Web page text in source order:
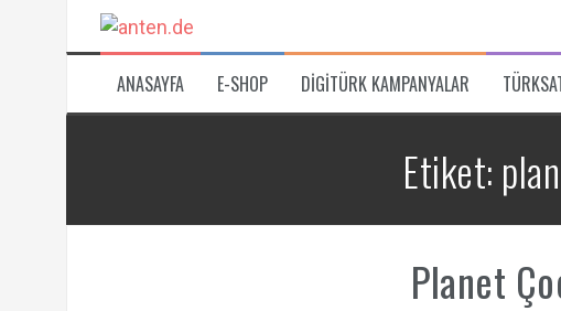
ANASAYFA E-SHOP DIGITÜRK KAMPANYALAR
Etiket:
Planet